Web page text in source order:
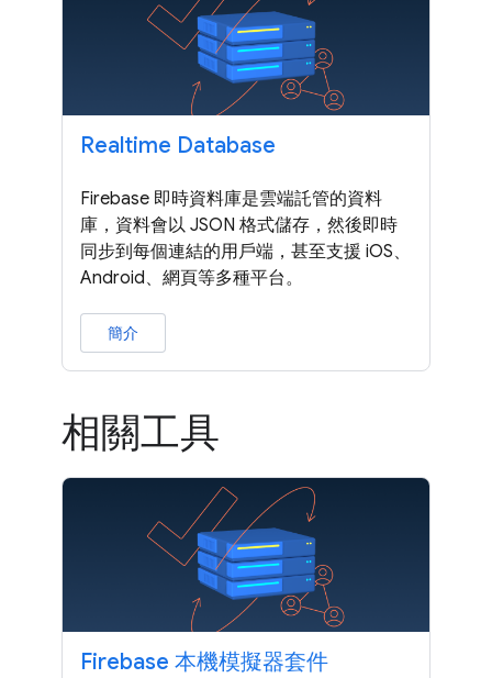
Realtime Database
Firebase 即時資料庫是雲端託管的資料
庫，資料會以 JSON 格式儲存，然後即時
同步到每個連結的用戶端，甚至支援 iOS、
Android、網頁等多種平台。
簡介
相關工具
Firebase 本機模擬器套件